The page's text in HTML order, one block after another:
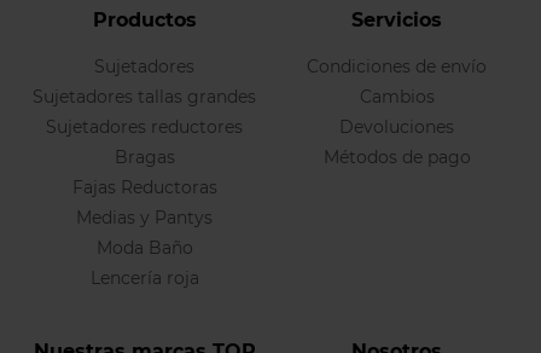
Productos
Sujetadores
Sujetadores tallas grandes
Sujetadores reductores
Bragas
Fajas Reductoras
Medias y Pantys
Moda Baño
Lencería roja
Servicios
Condiciones de envío
Cambios
Devoluciones
Métodos de pago